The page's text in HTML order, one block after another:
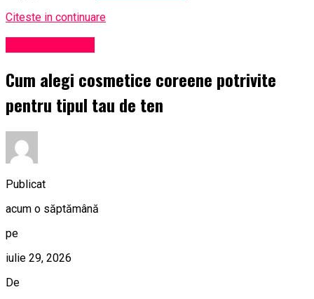
Citeste in continuare
Cum alegi cosmetice coreene potrivite
pentru tipul tau de ten
Publicat
acum o săptămână
pe
iulie 29, 2026
De